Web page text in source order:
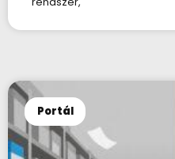
Portál